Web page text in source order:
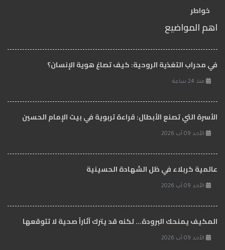
خواطر
اهم المواضيع
في محراب التغذية الروحية: كيف تصاغ هوية الإنسان؟
منذ 24 ساعة
الأسرة التي تصنع الأبطال: قراءة تربوية في بيت الإمام الحسين
الأحد 09 آب 2026
عالمية كربلاء في ظل الشهادة الحسينية
الأحد 09 آب 2026
المكيف يمنحك البرودة... لكنه قد يترك آثاراً صحية لا تتوقعها
الأحد 09 آب 2026